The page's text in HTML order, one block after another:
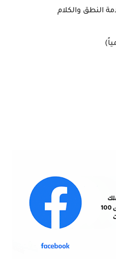
النطق والكلام